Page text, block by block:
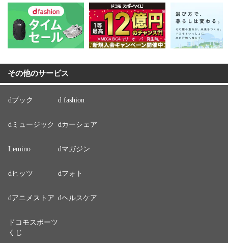
その他のサービス
dブック d fashion
dミュージック dカーシェア
Lemino dマガジン
dヒッツ dフォト
dアニメストア dヘルスケア
ドコモスポーツ
くじ